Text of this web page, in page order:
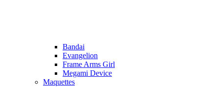
Bandai
Evangelion
Frame Arms Girl
Megami Device
Maquettes